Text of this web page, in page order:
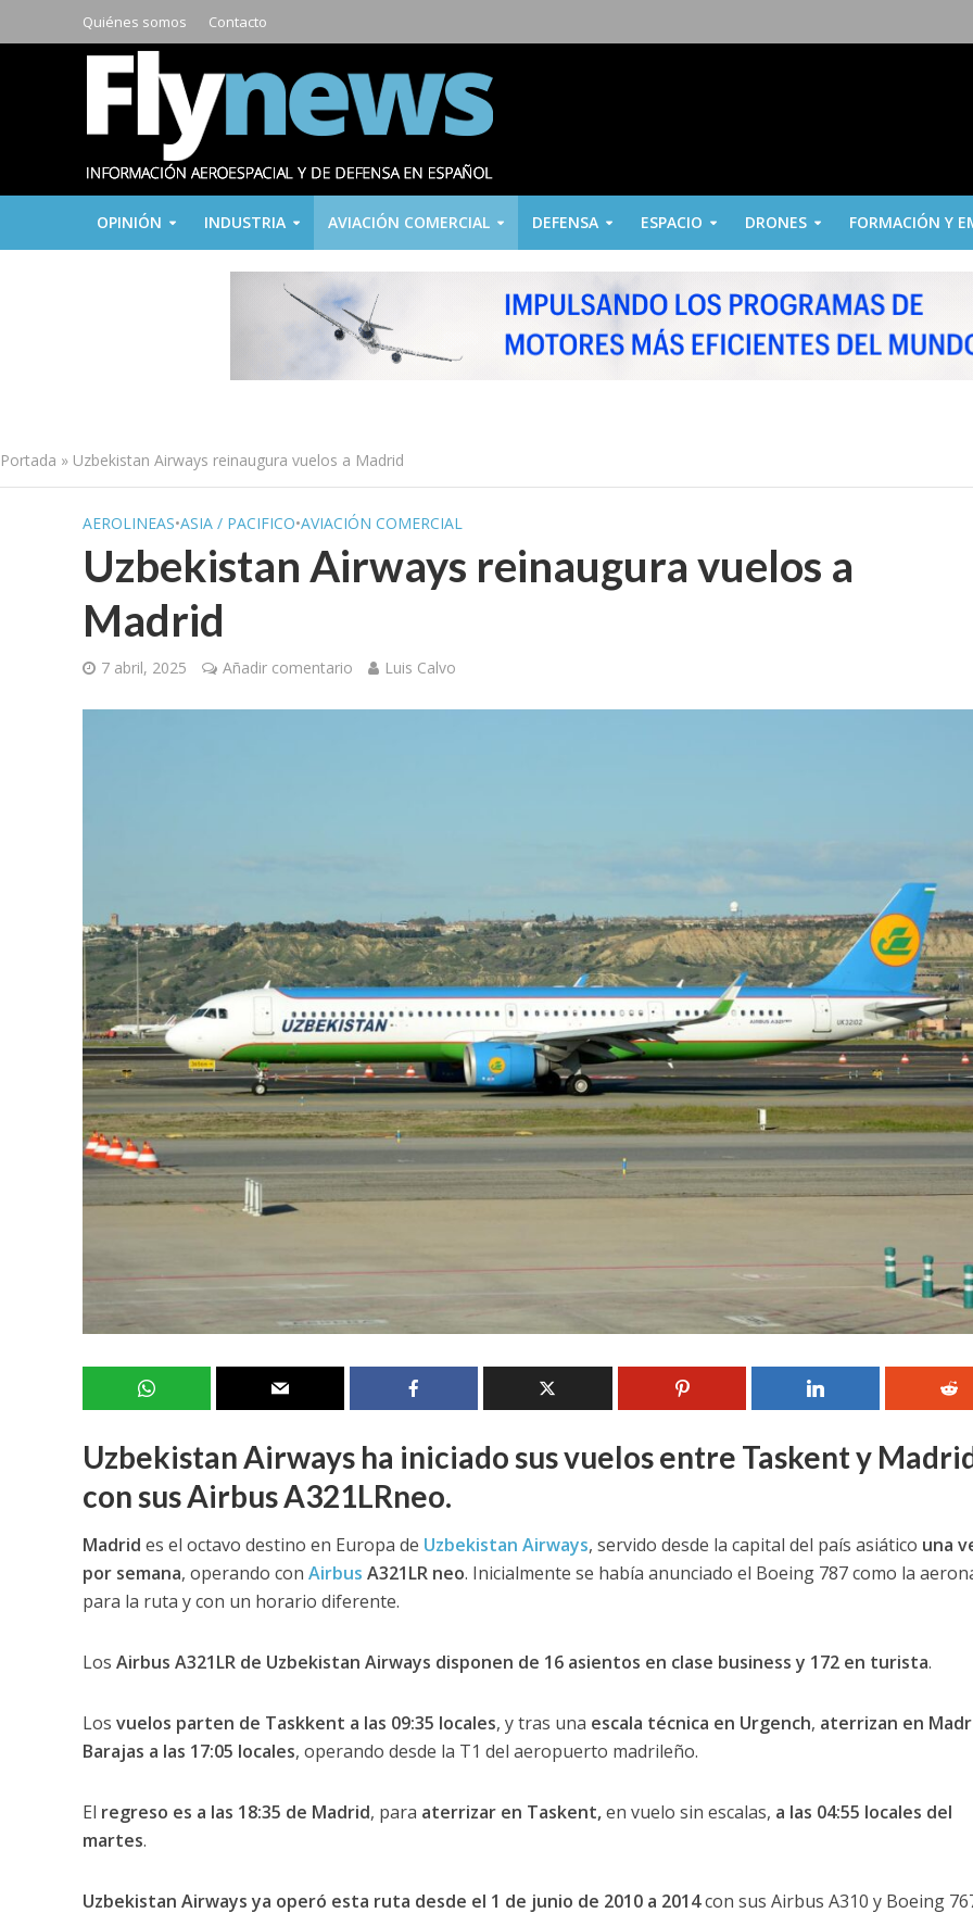
Quiénes somos Contacto
OPINIÓN INDUSTRIA AVIACIÓN COMERCIAL DEFENSA ESPACIO DRONES FORMACIÓN Y
Portada » Uzbekistan Airways reinaugura vuelos a Madrid
AEROLINEAS•ASIA / PACIFICO•AVIACIÓN COMERCIAL
Uzbekistan Airways reinaugura vuelos a
Madrid
7 abril, 2025 Añadir comentario Luis Calvo
Uzbekistan Airways ha iniciado sus vuelos entre Taskent y
con sus Airbus A321LRneo.
Madrid es el octavo destino en Europa de Uzbekistan Airways, servido desde la capital del país asiático una
por semana, operando con Airbus A321LR neo. Inicialmente se había anunciado el Boeing 787 como la
para la ruta y con un horario diferente.
Los Airbus A321LR de Uzbekistan Airways disponen de 16 asientos en clase business y 172 en turista.
Los vuelos parten de Taskkent a las 09:35 locales, y tras una escala técnica en Urgench, aterrizan en
Barajas a las 17:05 locales, operando desde la T1 del aeropuerto madrileño.
El regreso es a las 18:35 de Madrid, para aterrizar en Taskent,en vuelo sin escalas, a las 04:55 locales del
martes.
Uzbekistan Airways ya operó esta ruta desde el 1 de junio de 2010 a 2014con sus Airbus A310 y Boeing